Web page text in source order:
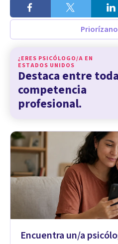
¿ERES PSICÓLOGO/A EN
ESTADOS UNIDOS
Destaca entre
competencia
profesional.
Encuentra un/a